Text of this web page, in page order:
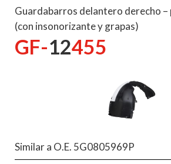
Guardabarros delantero derecho
(con insonorizante y grapas)
GF-12455
Similar a O.E. 5G0805969P